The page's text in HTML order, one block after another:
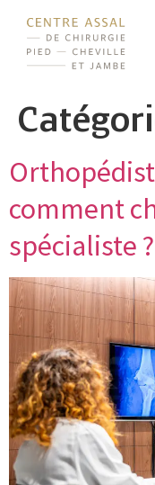
comment
spécialiste ?